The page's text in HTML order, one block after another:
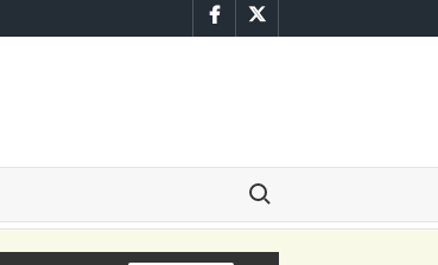
FacebookTwitter
Buscar: